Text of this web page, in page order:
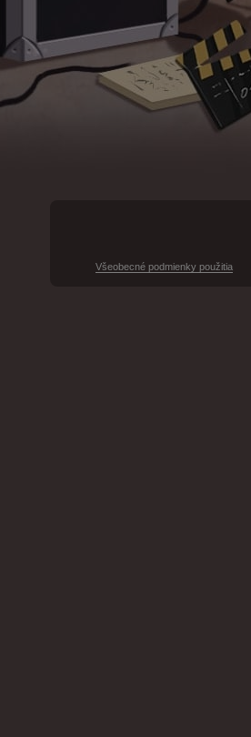
Všeobecné podmienky použitia